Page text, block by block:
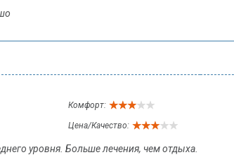
Комфорт:
Цена/Качество:
уровня. Больше лечения, чем отдыха.